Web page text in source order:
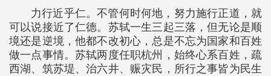
力行近乎仁。不管何时何地，努力施行正道，就
可以说接近了仁德。苏轼一生三起三落，但无论是顺
境还是逆境，他都不改初心，总是不忘为国家和百姓
做一点事情。苏轼两度任职杭州，始终心系百姓，疏
西湖、筑苏堤、治六井、赈灾民，所行之事皆为民生